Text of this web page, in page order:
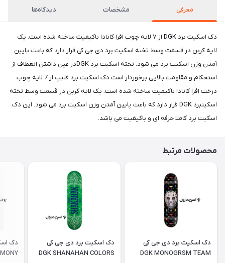
معرفی مشخصات دیدگاه‌ها
دک اسکیت برد DGK از ۷ لایه چوب افرا کانادا باکیفیت ساخته شده است. یک
لایه کربن در قسمت وسط تخته اسکیت برد دی جی کی قرار دارد که باعث پایین
آمدن وزن اسکیت برد می شود. تخته اسکیت برد DGKدر عین داشتن انعطاف از
استحکام و مقاومت بالایی برخوردار است.دک اسکیت برد فلیپ از 7 لایه چوب
درخت افرا کانادا باکیفیت ساخته شده است. یک لایه کربن در قسمت وسط تخته
اسکیتبرد DGK قرار دارد که باعث پایین آمدن وزن اسکیت برد می شود. این دک
اسکیت برد کاملا حرفه ای و باکیفیت می باشد.
محصولات مرتبط
دک اسکیت برد دی جی کی
DGK MONOGRSM TEAM
دک اسکیت برد دی جی کی
DGK SHANAHAN COLORS
دک